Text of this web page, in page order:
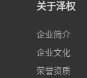
关于泽权
企业简介
企业文化
荣誉资质